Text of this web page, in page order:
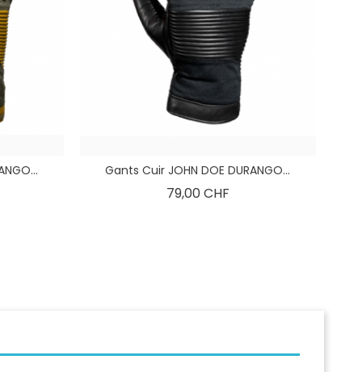
Gants Cuir JOHN DOE DURANGO...
79,00 CHFPrix